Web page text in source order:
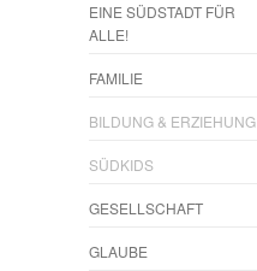
EINE SÜDSTADT FÜR
ALLE!
FAMILIE
BILDUNG & ERZIEHUNG
SÜDKIDS
GESELLSCHAFT
GLAUBE